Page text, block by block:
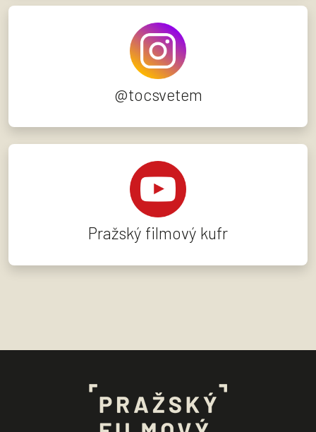
@tocsvetem
Pražský filmový kufr